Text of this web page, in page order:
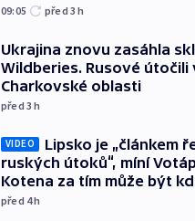
09:05 před 3h
Ukrajina znovu zasáhla
Wildberies. Rusové útočili
Charkovské oblasti
před 3h
VIDEO
Lipsko je „článkem
ruských útoků“, míní
Kotena za tím může být
před 4h